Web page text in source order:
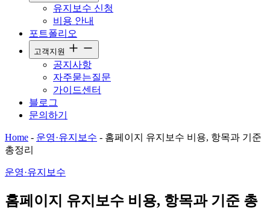
유지보수 신청
비용 안내
포트폴리오
고객지원
공지사항
자주묻는질문
가이드센터
블로그
문의하기
Home - 운영·유지보수 - 홈페이지 유지보수 비용, 항목과 기준
총정리
운영·유지보수
홈페이지 유지보수 비용, 항목과 기준 총